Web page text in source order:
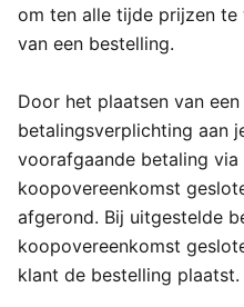
om ten alle tijde prijzen
van een bestelling.
Door het plaatsen van
betalingsverplichting aan
voorafgaande betaling
koopovereenkomst
afgerond. Bij uitgestelde
koopovereenkomst
klant de bestelling plaatst.